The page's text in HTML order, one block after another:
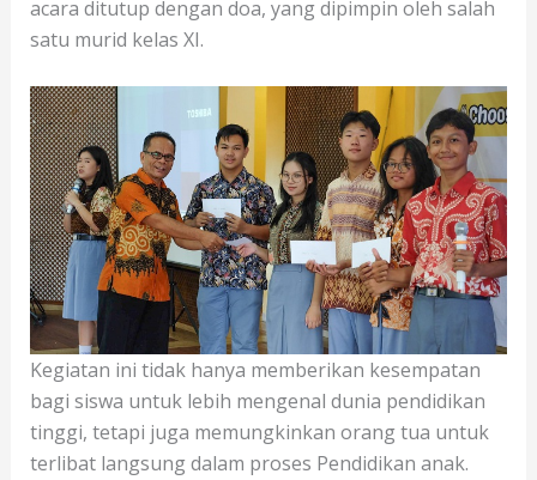
acara ditutup dengan doa, yang dipimpin oleh salah
satu murid kelas XI.
Kegiatan ini tidak hanya memberikan kesempatan
bagi siswa untuk lebih mengenal dunia pendidikan
tinggi, tetapi juga memungkinkan orang tua untuk
terlibat langsung dalam proses Pendidikan anak.